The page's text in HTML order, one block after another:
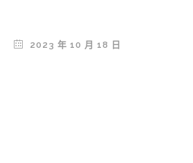
2023 年 10 月 18 日